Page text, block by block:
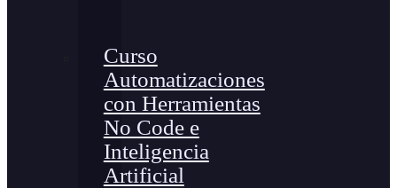
Curso
Automatizaciones
con Herramientas
No Code e
Inteligencia
Artificial